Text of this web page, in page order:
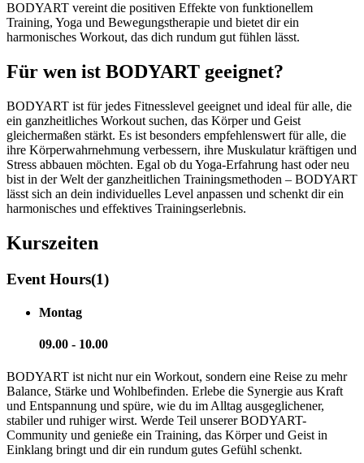
BODYART vereint die positiven Effekte von funktionellem
Training, Yoga und Bewegungstherapie und bietet dir ein
harmonisches Workout, das dich rundum gut fühlen lässt.
Für wen ist BODYART geeignet?
BODYART ist für jedes Fitnesslevel geeignet und ideal für alle, die
ein ganzheitliches Workout suchen, das Körper und Geist
gleichermaßen stärkt. Es ist besonders empfehlenswert für alle, die
ihre Körperwahrnehmung verbessern, ihre Muskulatur kräftigen und
Stress abbauen möchten. Egal ob du Yoga-Erfahrung hast oder neu
bist in der Welt der ganzheitlichen Trainingsmethoden – BODYART
lässt sich an dein individuelles Level anpassen und schenkt dir ein
harmonisches und effektives Trainingserlebnis.
Kurszeiten
Event Hours(1)
Montag
09.00 - 10.00
BODYART ist nicht nur ein Workout, sondern eine Reise zu mehr
Balance, Stärke und Wohlbefinden. Erlebe die Synergie aus Kraft
und Entspannung und spüre, wie du im Alltag ausgeglichener,
stabiler und ruhiger wirst. Werde Teil unserer BODYART-
Community und genieße ein Training, das Körper und Geist in
Einklang bringt und dir ein rundum gutes Gefühl schenkt.